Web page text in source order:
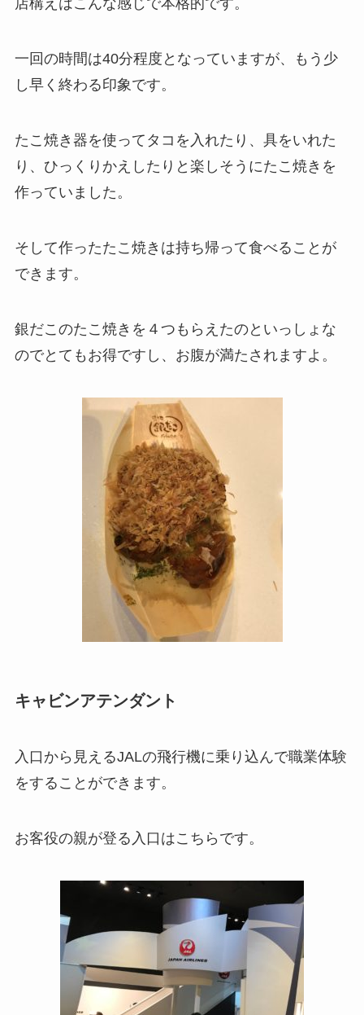
店構えはこんな感じで本格的です。
一回の時間は40分程度となっていますが、もう少
し早く終わる印象です。
たこ焼き器を使ってタコを入れたり、具をいれた
り、ひっくりかえしたりと楽しそうにたこ焼きを
作っていました。
そして作ったたこ焼きは持ち帰って食べることが
できます。
銀だこのたこ焼きを４つもらえたのといっしょな
のでとてもお得ですし、お腹が満たされますよ。
キャビンアテンダント
入口から見えるJALの飛行機に乗り込んで職業体験
をすることができます。
お客役の親が登る入口はこちらです。